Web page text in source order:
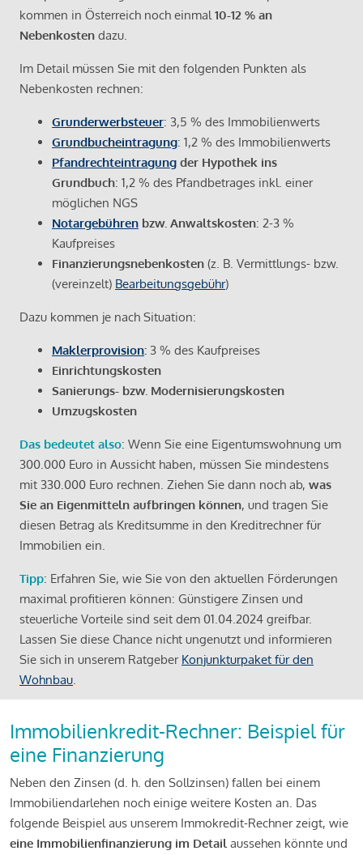
kommen in Österreich noch einmal10-12 % an
Nebenkosten dazu.
Im Detail müssen Sie mit den folgenden Punkten als
Nebenkosten rechnen:
Grunderwerbsteuer: 3,5 % des Immobilienwerts
Grundbucheintragung: 1,2 % des Immobilienwerts
Pfandrechteintragung der Hypothek ins
Grundbuch: 1,2 % des Pfandbetrages inkl. einer
möglichen NGS
Notargebühren bzw. Anwaltskosten: 2-3 %
Kaufpreises
Finanzierungsnebenkosten (z. B. Vermittlungs- bzw.
(vereinzelt) Bearbeitungsgebühr)
Dazu kommen je nach Situation:
Maklerprovision: 3 % des Kaufpreises
Einrichtungskosten
Sanierungs- bzw. Modernisierungskosten
Umzugskosten
Das bedeutet also: Wenn Sie eine Eigentumswohnung um
300.000 Euro in Aussicht haben, müssen Sie mindestens
mit 330.000 Euro rechnen. Ziehen Sie dann noch ab, was
Sie an Eigenmitteln aufbringen können, und tragen Sie
diesen Betrag als Kreditsumme in den Kreditrechner für
Immobilien ein.
Tipp: Erfahren Sie, wie Sie von den aktuellen Förderungen
maximal profitieren können: Günstigere Zinsen und
steuerliche Vorteile sind seit dem 01.04.2024 greifbar.
Lassen Sie diese Chance nicht ungenutzt und informieren
Sie sich in unserem Ratgeber Konjunkturpaket für den
Wohnbau.
Immobilienkredit-Rechner: Beispiel für
eine Finanzierung
Neben den Zinsen (d. h. den Sollzinsen) fallen bei einem
Immobiliendarlehen noch einige weitere Kosten an. Das
folgende Beispiel aus unserem Immokredit-Rechner zeigt, wie
eine Immobilienfinanzierung im Detail aussehen könnte und